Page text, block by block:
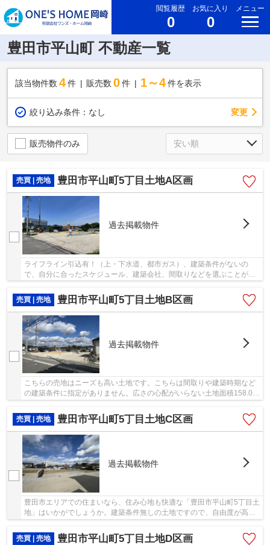
閲覧履歴
0
お気に入り
0
メニュー
豊田市平山町 不動産一覧
該当物件数 4件 販売数 0 件 1～4 件を表示
絞り込み条件： なし 変更
販売物件のみ
売買 | 売地 豊田市平山町5丁目土地A区画
過去掲載物件
ライフライン引込有！（上・下水道、都市ガス）、建築条件がないの
で、自分に合ったスケジュール、建築会社、間取りなどを選ぶことがで
売買 | 売地
豊田市平山町5丁目土地B区画
過去掲載物件
こちらの売地はニーズも高い土地です。こちらは間取りや建築時期など
の建築条件に指定がありません。広さの心配がいらない土地面積158.07
売買 | 売地
豊田市平山町5丁目土地C区画
過去掲載物件
豊田市エリアでの住まいなら、住み心地も快適な「豊田市平山町5丁目土
地」はいかがでしょうか。建築条件無しの土地ですので、自由度が高い
売買 | 売地
豊田市平山町5丁目土地D区画